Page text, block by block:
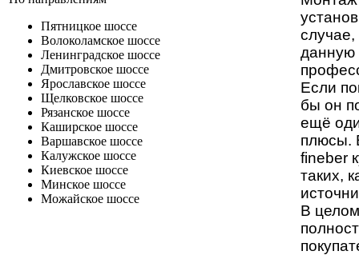
Пятницкое шоссе
Волоколамское шоссе
Ленинградское шоссе
Дмитровское шоссе
Ярославское шоссе
Щелковское шоссе
Рязанское шоссе
Каширское шоссе
Варшавское шоссе
Калужское шоссе
Киевское шоссе
Минское шоссе
Можайское шоссе
данную
Если
бы он
ещё
плюсы.
fineber
таких,
В